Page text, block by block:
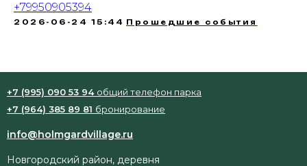
+79950905394
2026-06-24 15:44 Прошедшие события
Новгородский район, деревня
+7 (995) 090 53 94 общий телефон парка
+7 (964) 385 89 81 бронирование
info@holmgardvillage.ru